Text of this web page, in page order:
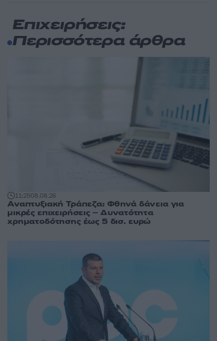
Επιχειρήσεις:
Περισσότερα άρθρα
11:2508.08.26
Αναπτυξιακή Τράπεζα: Φθηνά δάνεια για
μικρές επιχειρήσεις – Δυνατότητα
χρηματοδότησης έως 5 δισ. ευρώ